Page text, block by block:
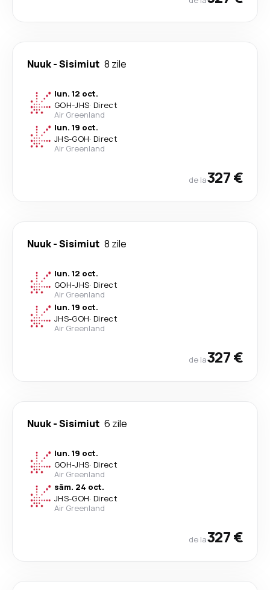
Nuuk-Sisimiut 8 zile
lun. 12 oct.
GOH-JHS· Direct
Air Greenland
lun. 19 oct.
JHS-GOH· Direct
Air Greenland
de la327 €
Nuuk-Sisimiut 8 zile
lun. 12 oct.
GOH-JHS· Direct
Air Greenland
lun. 19 oct.
JHS-GOH· Direct
Air Greenland
de la327 €
Nuuk-Sisimiut 6 zile
lun. 19 oct.
GOH-JHS· Direct
Air Greenland
sâm. 24 oct.
JHS-GOH· Direct
Air Greenland
de la327 €